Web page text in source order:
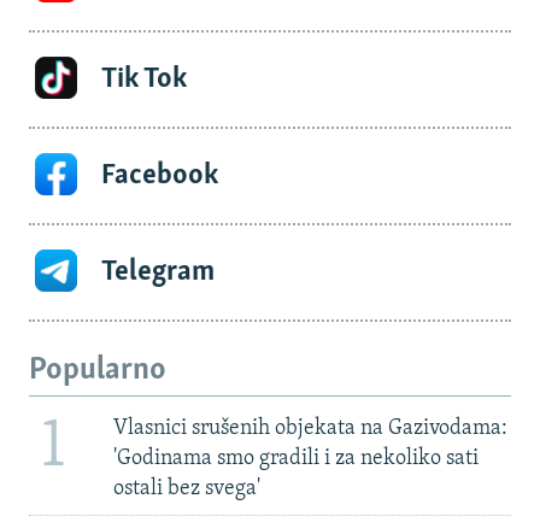
Tik Tok
Facebook
Telegram
Popularno
1
Vlasnici srušenih objekata na Gazivodama:
'Godinama smo gradili i za nekoliko sati
ostali bez svega'